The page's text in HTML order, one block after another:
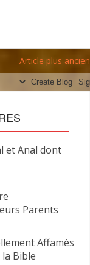
Article plus ancien
et Anal dont
Parents
Affamés
la Bible